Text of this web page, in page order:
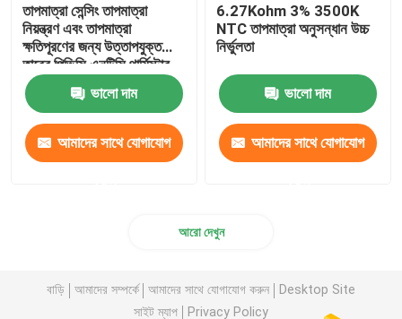
তাপমাত্রা সেন্সিং তাপমাত্রা
নিয়ন্ত্রণ এবং তাপমাত্রা
ক্ষতিপূরণের জন্য উত্তাপযুক্ত
তারের পিভিসি এনটিসি থার্মিস্টার
প্রোব
ভালো দাম
আমাদের সাথে যোগাযোগ
6.27Kohm 3% 3500K
NTC তাপমাত্রা অনুসন্ধান উচ্চ
নির্ভুলতা
ভালো দাম
আমাদের সাথে যোগাযোগ
আরো দেখুন
বাড়ি আমাদের সম্পর্কে আমাদের সাথে যোগাযোগ করুন
Desktop Site
সাইট ম্যাপ
Privacy Policy